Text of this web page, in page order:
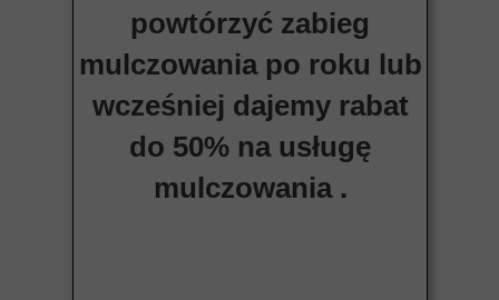
powtórzyć zabieg
mulczowania po roku lub
wcześniej dajemy rabat
do 50% na usługę
mulczowania .